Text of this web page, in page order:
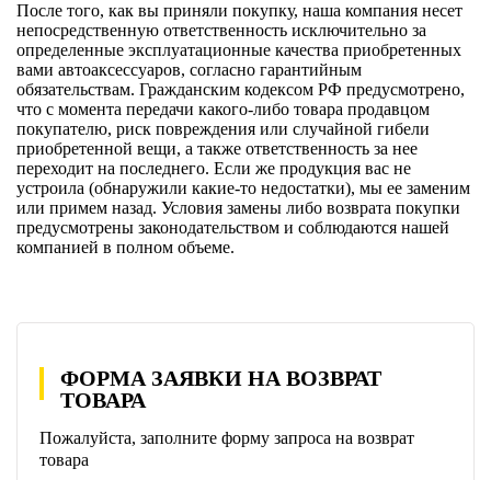
После того, как вы приняли покупку, наша компания несет
непосредственную ответственность исключительно за
определенные эксплуатационные качества приобретенных
вами автоаксессуаров, согласно гарантийным
обязательствам. Гражданским кодексом РФ предусмотрено,
что с момента передачи какого-либо товара продавцом
покупателю, риск повреждения или случайной гибели
приобретенной вещи, а также ответственность за нее
переходит на последнего. Если же продукция вас не
устроила (обнаружили какие-то недостатки), мы ее заменим
или примем назад. Условия замены либо возврата покупки
предусмотрены законодательством и соблюдаются нашей
компанией в полном объеме.
ФОРМА ЗАЯВКИ НА ВОЗВРАТ
ТОВАРА
Пожалуйста, заполните форму запроса на возврат
товара